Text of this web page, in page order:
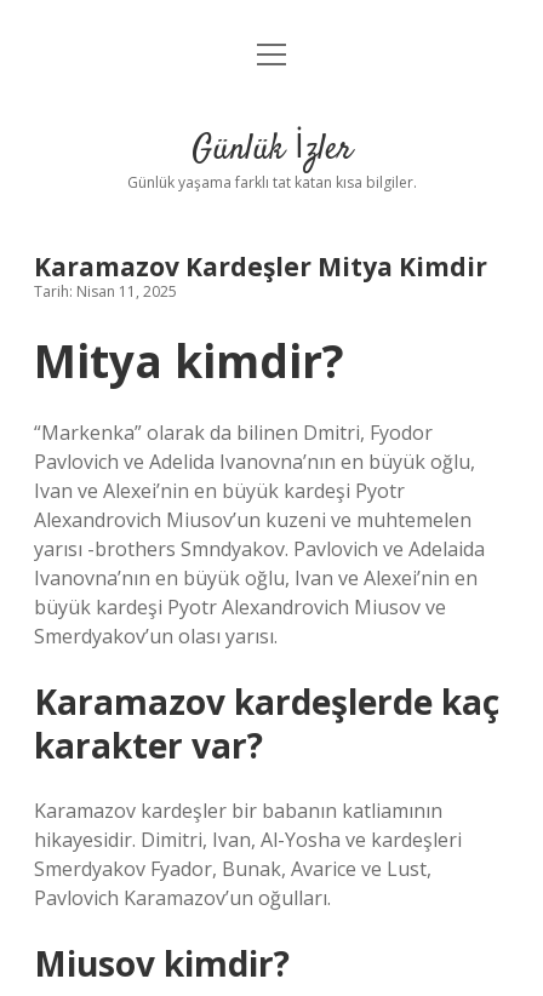
Anasayfa
Yasal Uyarı
menüyü
Günlük İzler
Günlük yaşama farklı tat katan kısa bilgiler.
Karamazov Kardeşler Mitya Kimdir
Tarih: Nisan 11, 2025
Mitya kimdir?
“Markenka” olarak da bilinen Dmitri, Fyodor
Pavlovich ve Adelida Ivanovna’nın en büyük oğlu,
Ivan ve Alexei’nin en büyük kardeşi Pyotr
Alexandrovich Miusov’un kuzeni ve muhtemelen
yarısı -brothers Smndyakov. Pavlovich ve Adelaida
Ivanovna’nın en büyük oğlu, Ivan ve Alexei’nin en
büyük kardeşi Pyotr Alexandrovich Miusov ve
Smerdyakov’un olası yarısı.
Karamazov kardeşlerde kaç
karakter var?
Karamazov kardeşler bir babanın katliamının
hikayesidir. Dimitri, Ivan, Al-Yosha ve kardeşleri
Smerdyakov Fyador, Bunak, Avarice ve Lust,
Pavlovich Karamazov’un oğulları.
Miusov kimdir?